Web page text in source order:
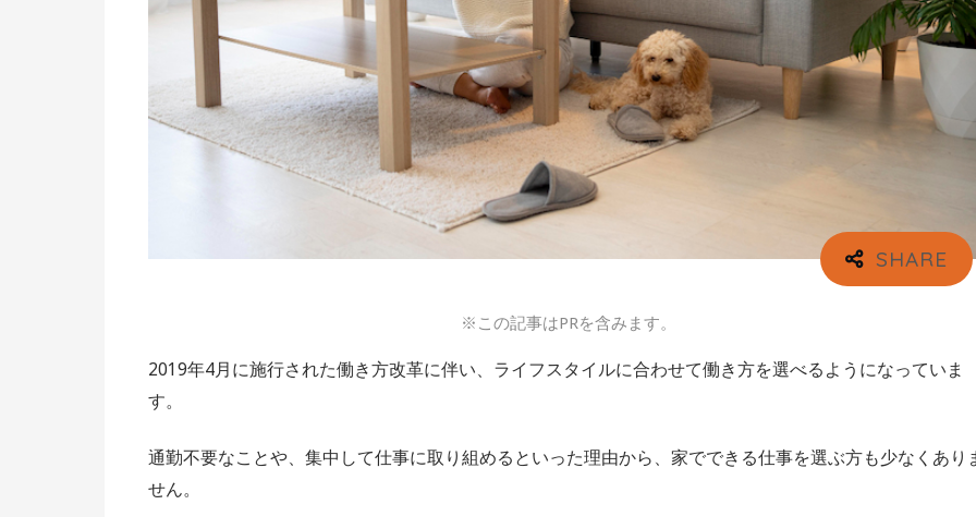
※この記事はPRを含みます。
2019年4月に施行された働き方改革に伴い、ライフスタイルに合わせて働き方を選べるようになっていま
す。
通勤不要なことや、集中して仕事に取り組めるといった理由から、家でできる仕事を選ぶ方も少なくあり
せん。